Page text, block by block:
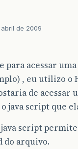
de 2009
para acessar
, eu utilizo o
de acessar
java script que
script
do arquivo.